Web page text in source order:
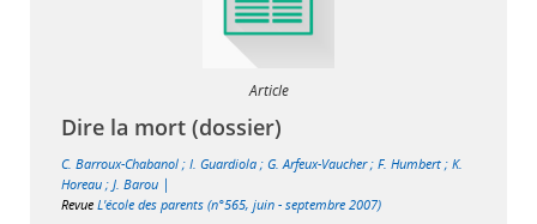
Article
Dire la mort (dossier)
C. Barroux-Chabanol ; I. Guardiola ; G. Arfeux-Vaucher; F. Humbert ; K.
Horeau ; J. Barou |
Revue L'école des parents (n°565, juin - septembre 2007)